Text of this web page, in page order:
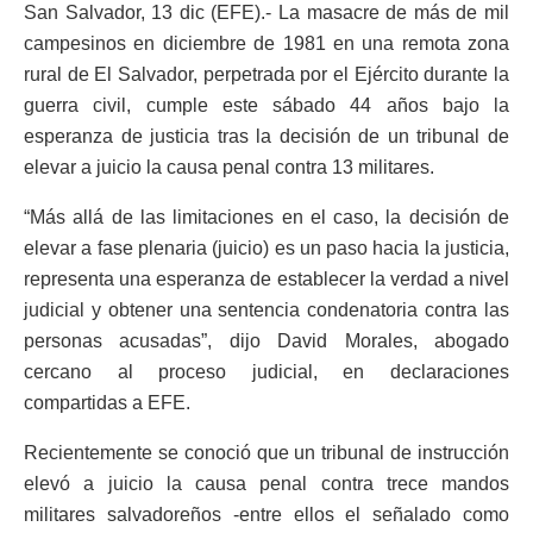
San Salvador, 13 dic (EFE).- La masacre de más de mil
campesinos en diciembre de 1981 en una remota zona
rural de El Salvador, perpetrada por el Ejército durante la
guerra civil, cumple este sábado 44 años bajo la
esperanza de justicia tras la decisión de un tribunal de
elevar a juicio la causa penal contra 13 militares.
“Más allá de las limitaciones en el caso, la decisión de
elevar a fase plenaria (juicio) es un paso hacia la justicia,
representa una esperanza de establecer la verdad a nivel
judicial y obtener una sentencia condenatoria contra las
personas acusadas”, dijo David Morales, abogado
cercano al proceso judicial, en declaraciones
compartidas a EFE.
Recientemente se conoció que un tribunal de instrucción
elevó a juicio la causa penal contra trece mandos
militares salvadoreños -entre ellos el señalado como